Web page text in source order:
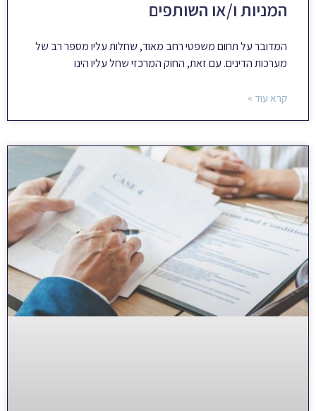
המניות ו/או השותפים
המדובר על תחום משפטי רחב מאוד, שחלות עליו מספר רב של
מערכות הדינים. עם זאת, החוק המרכזי שחל עליו הינו
קרא עוד »